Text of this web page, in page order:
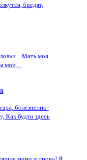
бредят,
Мать моя
мои....
болезненно-
Как будто здесь